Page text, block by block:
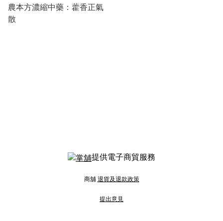
農本方濃縮中藥：藿香正氣
散
提供電子商貿服務
商舖 退貨及退款政策
提出意見